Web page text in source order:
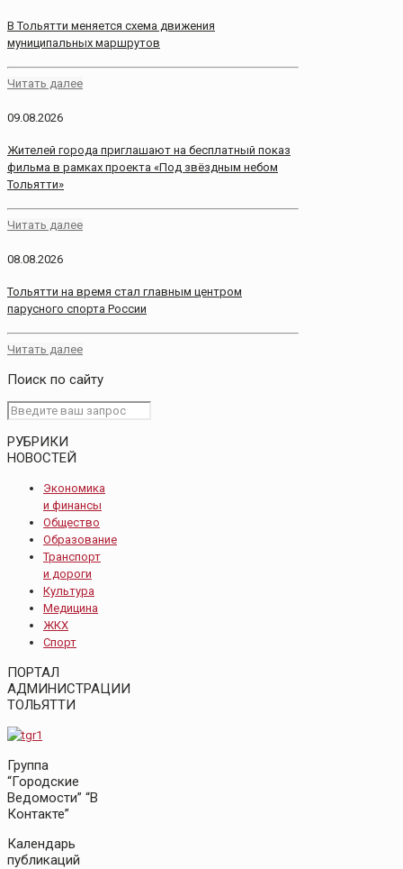
В Тольятти меняется схема движения
муниципальных маршрутов
Читать далее
09.08.2026
Жителей города приглашают на бесплатный показ
фильма в рамках проекта «Под звёздным небом
Тольятти»
Читать далее
08.08.2026
Тольятти на время стал главным центром
парусного спорта России
Читать далее
Поиск по сайту
РУБРИКИ
НОВОСТЕЙ
Экономика
и финансы
Общество
Образование
Транспорт
и дороги
Культура
Медицина
ЖКХ
Спорт
ПОРТАЛ
АДМИНИСТРАЦИИ
ТОЛЬЯТТИ
Группа
“Городские
Ведомости” “В
Контакте”
Календарь
публикаций